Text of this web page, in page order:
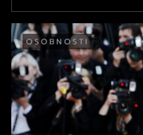
OSOBNOSTI